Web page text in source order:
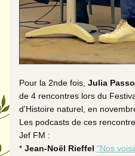
Pour la 2nde fois, Julia
de 4 rencontres lors du
d'Histoire naturel, en
Les podcasts de ces
Jef FM :
* Jean-Noël Rieffel "Nos